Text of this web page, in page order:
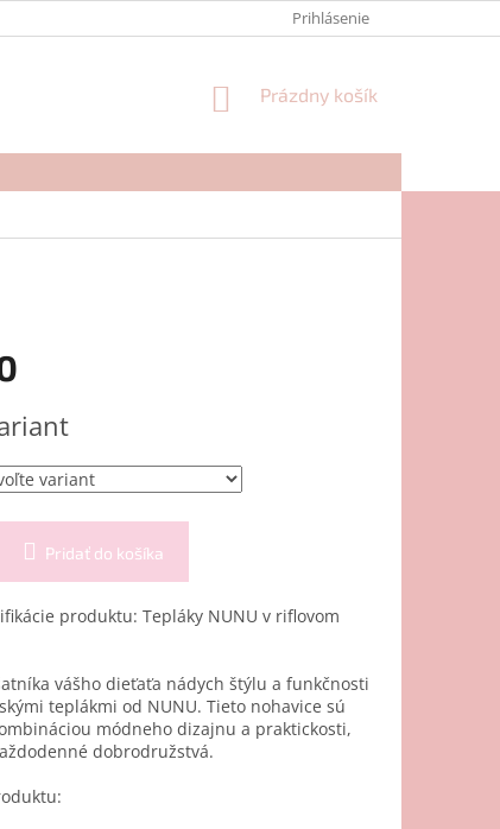
Prihlásenie
NÁKUPNÝ
Prázdny košík
Pridať do košíka
produktu: Tepláky NUNU v riflovom
vášho dieťaťa nádych štýlu a funkčnosti
teplákmi od NUNU. Tieto nohavice sú
módneho dizajnu a praktickosti,
dobrodružstvá.